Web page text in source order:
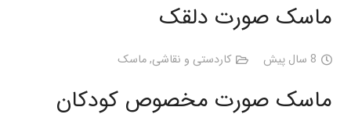
ماسک صورت دلقک
8 سال پیش کاردستی و نقاشی,ماسک
ماسک صورت مخصوص کودکان